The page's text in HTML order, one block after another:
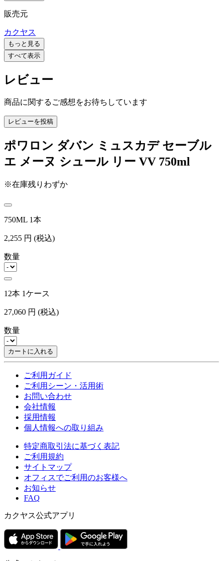
販売元
カクヤス
もっと見る
すべて表示
レビュー
商品に関するご感想をお待ちしています
レビューを投稿
ポワロン ダバン ミュスカデ セーブル
エ メーヌ シュール リー VV 750ml
※在庫残りわずか
750ML 1本
2,255 円 (税込)
数量
12本 1ケース
27,060 円 (税込)
数量
カートに入れる
ご利用ガイド
ご利用シーン・活用術
お問い合わせ
会社情報
採用情報
個人情報への取り組み
特定商取引法に基づく表記
ご利用規約
サイトマップ
オフィスでご利用のお客様へ
お知らせ
FAQ
カクヤス公式アプリ